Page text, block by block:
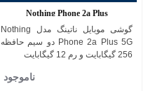
Nothing Phone 2a Plus
گوشی موبایل ناتینگ مدل Nothing
Phone 2a Plus 5G دو سیم حافظه
256 گیگابایت و رم 12 گیگابایت
ناموجود